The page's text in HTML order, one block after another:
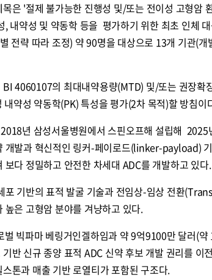
목은 '절제 불가능한 진행성 및/또는 전이성 고형암
, 내약성 및 약동학 등을 평가하기 위한 최초 인체
전략 따라 조정) 약 90명을 대상으로 13개 기관(
BI 4060107의 최대내약용량(MTD) 및/또는 권장확
약성 약동학(PK) 특성을 평가(2차 목적)할 방침이
년 삼성서울병원에서 스핀오프해 설립해
개발과 혁신적인 링커-페이로드(linker-payload)
보다 정밀하고 안전한 차세대 ADC를 개발하고 있다.
포 기반의 표적 발굴 기술과 전임상-임상 전환
높은 고형암 분야를 겨냥하고 있다.
벌 빅파마 베링거인겔하임과 약 9억9100만 달러(
반 신규 종양 표적 ADC 신약 후보 개발 권리를 이
톤과 매출 기반 로열티가 포함된 구조다.